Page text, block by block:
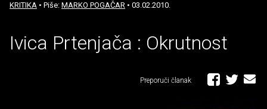
KRITIKA • Piše: MARKO POGAČAR • 03.02.2010.
Ivica Prtenjača : Okrutnost
Preporuči članak